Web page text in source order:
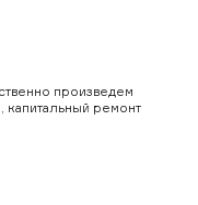
произведем
капитальный ремонт